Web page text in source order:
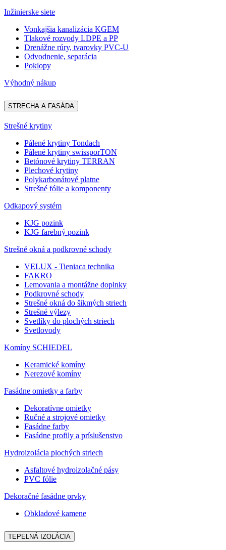
Inžinierske siete
Vonkajšia kanalizácia KGEM
Tlakové rozvody LDPE a PP
Drenážne rúry, tvarovky PVC-U
Odvodnenie, separácia
Poklopy
Výhodný nákup
STRECHA A FASÁDA
Strešné krytiny
Pálené krytiny Tondach
Pálené krytiny swissporTON
Betónové krytiny TERRAN
Plechové krytiny
Polykarbonátové platne
Strešné fólie a komponenty
Odkapový systém
KJG pozink
KJG farebný pozink
Strešné okná a podkrovné schody
VELUX - Tieniaca technika
FAKRO
Lemovania a montážne doplnky
Podkrovné schody
Strešné okná do šikmých striech
Strešné výlezy
Svetlíky do plochých striech
Svetlovody
Komíny SCHIEDEL
Keramické komíny
Nerezové komíny
Fasádne omietky a farby
Dekoratívne omietky
Ručné a strojové omietky
Fasádne farby
Fasádne profily a príslušenstvo
Hydroizolácia plochých striech
Asfaltové hydroizolačné pásy
PVC fólie
Dekoračné fasádne prvky
Obkladové kamene
TEPELNÁ IZOLÁCIA